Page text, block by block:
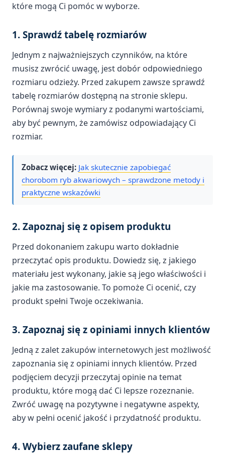
które mogą Ci pomóc w wyborze.
1. Sprawdź tabelę rozmiarów
Jednym z najważniejszych czynników, na które
musisz zwrócić uwagę, jest dobór odpowiedniego
rozmiaru odzieży. Przed zakupem zawsze sprawdź
tabelę rozmiarów dostępną na stronie sklepu.
Porównaj swoje wymiary z podanymi wartościami,
aby być pewnym, że zamówisz odpowiadający Ci
rozmiar.
Zobacz więcej: Jak skutecznie zapobiegać
chorobom ryb akwariowych – sprawdzone metody i
praktyczne wskazówki
2. Zapoznaj się z opisem produktu
Przed dokonaniem zakupu warto dokładnie
przeczytać opis produktu. Dowiedz się, z jakiego
materiału jest wykonany, jakie są jego właściwości i
jakie ma zastosowanie. To pomoże Ci ocenić, czy
produkt spełni Twoje oczekiwania.
3. Zapoznaj się z opiniami innych klientów
Jedną z zalet zakupów internetowych jest możliwość
zapoznania się z opiniami innych klientów. Przed
podjęciem decyzji przeczytaj opinie na temat
produktu, które mogą dać Ci lepsze rozeznanie.
Zwróć uwagę na pozytywne i negatywne aspekty,
aby w pełni ocenić jakość i przydatność produktu.
4. Wybierz zaufane sklepy